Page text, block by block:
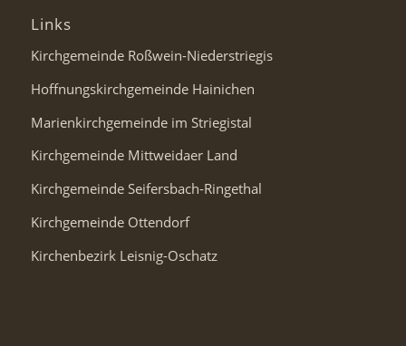
Links
Kirchgemeinde Roßwein-Niederstriegis
Hoffnungskirchgemeinde Hainichen
Marienkirchgemeinde im Striegistal
Kirchgemeinde Mittweidaer Land
Kirchgemeinde Seifersbach-Ringethal
Kirchgemeinde Ottendorf
Kirchenbezirk Leisnig-Oschatz